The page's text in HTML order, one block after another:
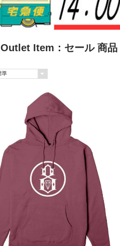
Outlet Item：セール 商品